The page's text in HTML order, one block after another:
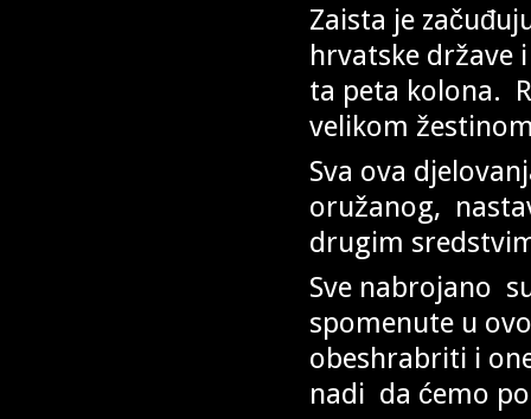
Zaista je
hrvatske države
ta peta kolona.
velikom
Sva ova
oružanog,
drugim
Sve nabrojano
spomenute u
obeshrabriti i
nadi da ćemo